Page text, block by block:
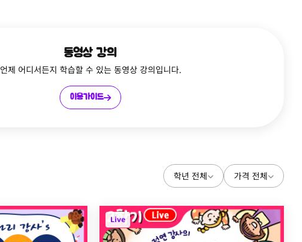
동영상 강의
언제 어디서든지 학습할 수 있는 동영상 강의입니다.
이용가이드
학년 전체 가격 전체
Live